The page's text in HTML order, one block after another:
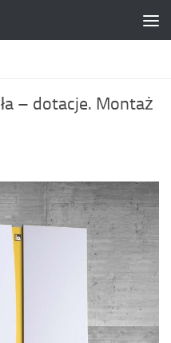
– dotacje. Montaż